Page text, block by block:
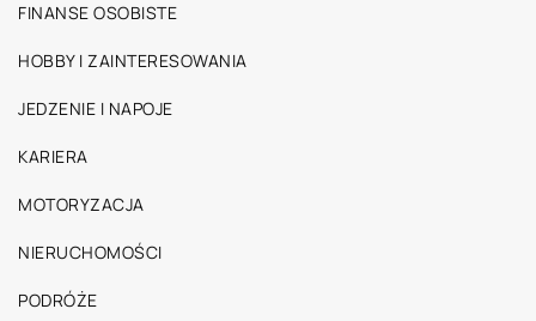
FINANSE OSOBISTE
HOBBY I ZAINTERESOWANIA
JEDZENIE I NAPOJE
KARIERA
MOTORYZACJA
NIERUCHOMOŚCI
PODRÓŻE